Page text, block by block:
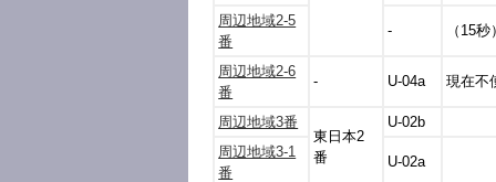
周辺地域2-5
番
- （15秒
周辺地域2-6
番
- U-04a 現在不
周辺地域3番
東日本2
番
U-02b
周辺地域3-1
番
U-02a